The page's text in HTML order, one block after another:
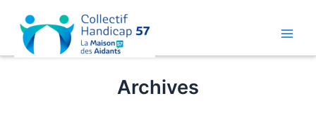
contenu
Archives